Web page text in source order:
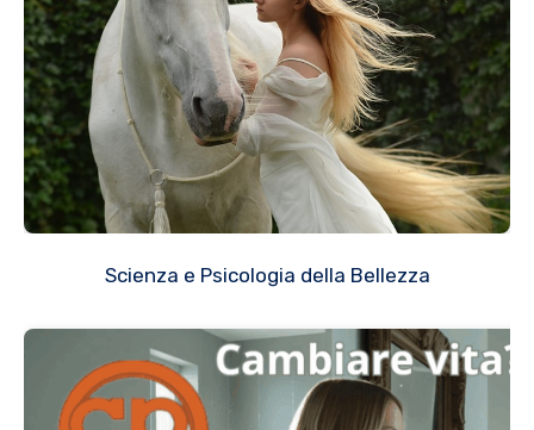
Scienza e Psicologia della Bellezza